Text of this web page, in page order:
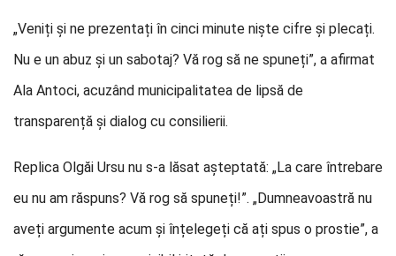
„Veniți și ne prezentați în cinci minute niște cifre și plecați.
Nu e un abuz și un sabotaj? Vă rog să ne spuneți”, a afirmat
Ala Antoci, acuzând municipalitatea de lipsă de
transparență și dialog cu consilierii.
Replica Olgăi Ursu nu s-a lăsat așteptată: „La care întrebare
eu nu am răspuns? Vă rog să spuneți!”. „Dumneavoastră nu
aveți argumente acum și înțelegeți că ați spus o prostie”, a